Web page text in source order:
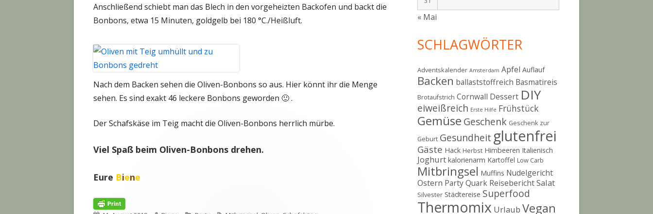
Anschließend schiebt man das Blech in den vorgeheizten Backofen und backt die
Bonbons, etwa 15 Minuten, goldgelb bei 180 °C./Heißluft.
Nach dem Backen sehen die Oliven-Bonbons so aus. Hier könnt ihr die Menge
sehen. Es sind exakt 46 leckere Bonbons geworden 🙂 .
Der Schafskäse im Teig macht die Oliven-Bonbons herrlich mürbe.
Viel Spaß beim Oliven-Bonbons drehen.
Eure Biene
« Mai
SCHLAGWÖRTER
Adventskalender Amsterdam Apfel Auflauf
Backen ballaststoffreich Basmatireis
Brotaufstrich Cornwall Dessert DIY
eiweißreich Erste Hilfe Frühstück
Gemüse Geschenk Geschenk zur
Geburt Gesundheit glutenfrei
Gäste Hack Herbst Himbeeren Italienisch
Joghurt kalorienarm Kartoffel Low Carb
Mitbringsel Muffins Nudelgericht
Ostern PartyQuark ReiseberichtSalat
Silvester Städtereise Superfood
Thermomix Urlaub Vegan